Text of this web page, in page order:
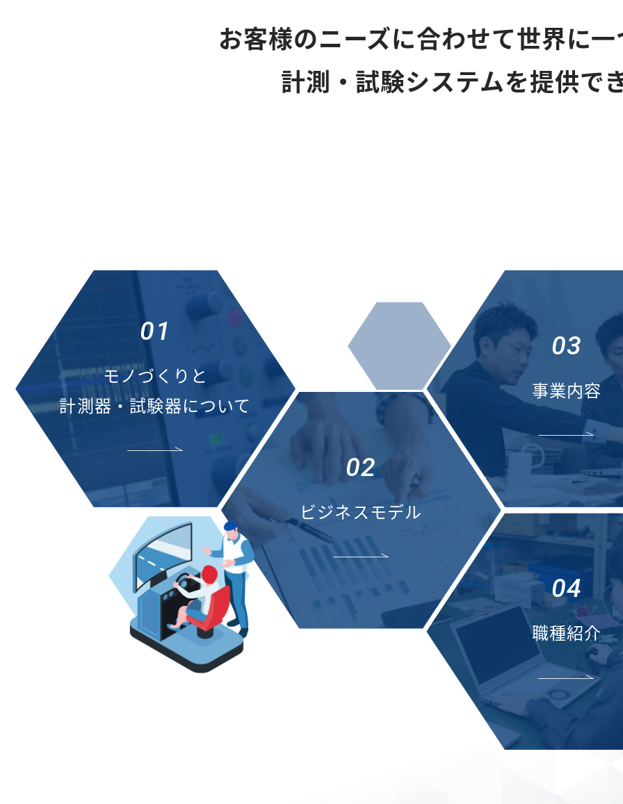
お客様のニーズに合わせて世界に
計測・試験システムを提供で
01
モノづくりと
計測器・試験器について
02
ビジネスモデル
03
事業内容
04
職種紹介